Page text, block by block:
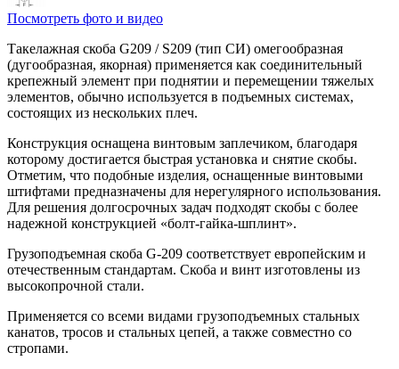
Посмотреть фото и видео
Такелажная скоба G209 / S209 (тип СИ) омегообразная
(дугообразная, якорная) применяется как соединительный
крепежный элемент при поднятии и перемещении тяжелых
элементов, обычно используется в подъемных системах,
состоящих из нескольких плеч.
Конструкция оснащена винтовым заплечиком, благодаря
которому достигается быстрая установка и снятие скобы.
Отметим, что подобные изделия, оснащенные винтовыми
штифтами предназначены для нерегулярного использования.
Для решения долгосрочных задач подходят скобы с более
надежной конструкцией «болт-гайка-шплинт».
Грузоподъемная скоба G-209 соответствует европейским и
отечественным стандартам. Скоба и винт изготовлены из
высокопрочной стали.
Применяется со всеми видами грузоподъемных стальных
канатов, тросов и стальных цепей, а также совместно со
стропами.